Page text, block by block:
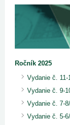
Ročník 2025
Vydanie č. 11-
Vydanie č. 9-
Vydanie č. 7-
Vydanie č. 5-